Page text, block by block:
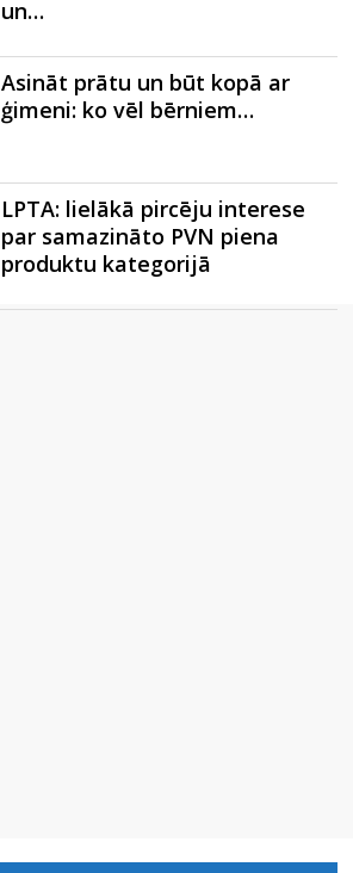
un…
Asināt prātu un būt kopā ar
ģimeni: ko vēl bērniem…
LPTA: lielākā pircēju interese
par samazināto PVN piena
produktu kategorijā